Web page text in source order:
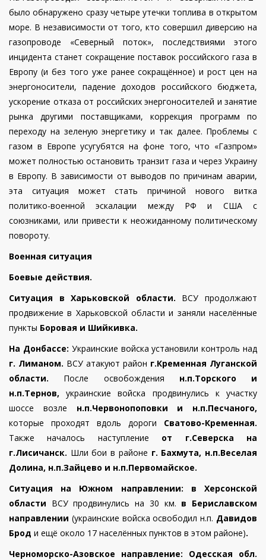
было обнаружено сразу четыре утечки топлива в открытом
море. В независимости от того, кто совершил диверсию на
газопроводе «Северный поток», последствиями этого
инцидента станет сокращение поставок российского газа в
Европу (и без того уже ранее сокращённое) и рост цен на
энергоносители, падение доходов российского бюджета,
ускорение отказа от российских энергоносителей и занятие
рынка другими поставщиками, коррекция программ по
переходу на зеленую энергетику и так далее. Проблемы с
газом в Европе усугубятся на фоне того, что «Газпром»
может полностью остановить транзит газа и через Украину
в Европу. В зависимости от выводов по причинам аварии,
эта ситуация может стать причиной нового витка
политико-военной эскалации между РФ и США с
союзниками, или привести к неожиданному политическому
повороту.
Военная ситуация
Боевые действия.
Ситуация в Харьковской области.
ВСУ продолжают
продвижение в Харьковской области и заняли населённые
пункты Боровая и Шийкивка.
На Донбассе: Украинские войска установили контроль над
г. Лиманом. ВСУ атакуют район г.Кременная Луганской
области.
После освобождения н.п.Торского и
н.п.Тернов,украинские войска продвинулись к участку
шоссе возле н.п.Червонопоповки и н.п.Песчаного,
которые проходят вдоль дороги Сватово-Кременная.
Также началось наступление
от г.Северска на
г.Лисичанск. Шли бои в районе г. Бахмута, н.п.Веселая
Долина, н.п.Зайцево и н.п.Первомайское.
Ситуация на Южном направлении:
в Херсонской
области ВСУ продвинулись на 30 км. в Бериславском
направлении (украинские войска освободил н.п. Давидов
Брод и ещё около 17 населённых пунктов в этом районе).
Черноморско-Азовское направление: Одесская обл.